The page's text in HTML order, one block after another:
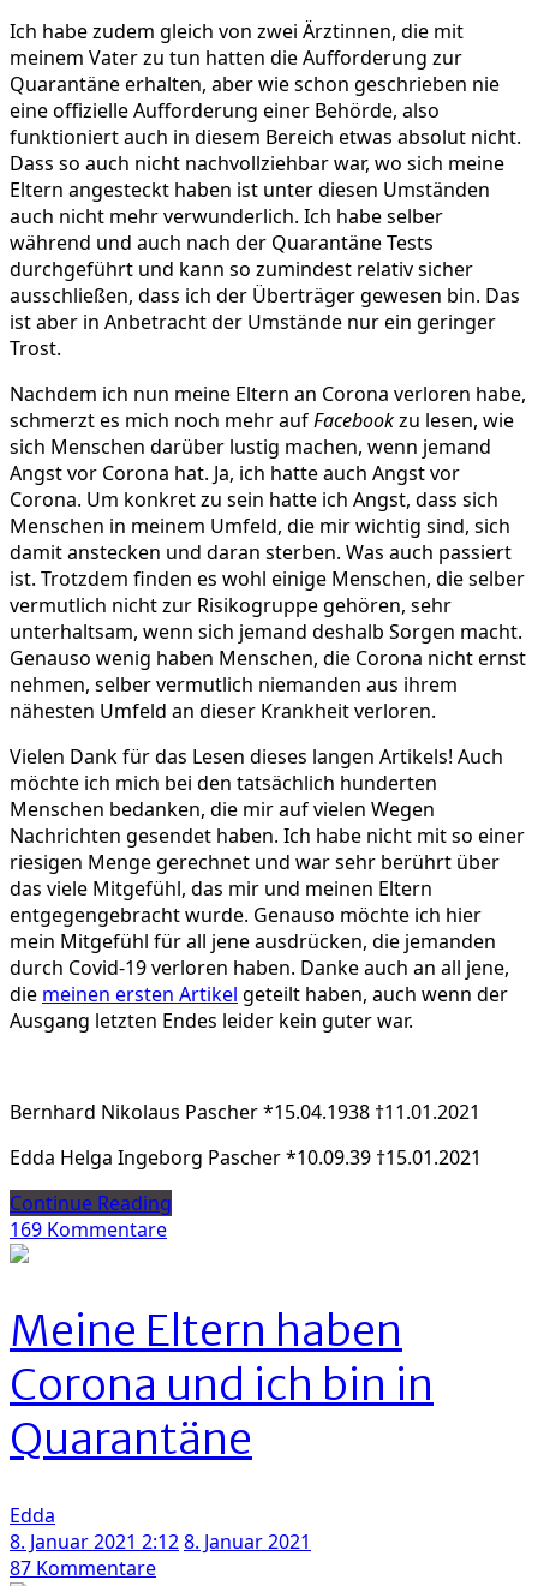
Ich habe zudem gleich von zwei Ärztinnen, die mit
meinem Vater zu tun hatten die Aufforderung zur
Quarantäne erhalten, aber wie schon geschrieben nie
eine offizielle Aufforderung einer Behörde, also
funktioniert auch in diesem Bereich etwas absolut nicht.
Dass so auch nicht nachvollziehbar war, wo sich meine
Eltern angesteckt haben ist unter diesen Umständen
auch nicht mehr verwunderlich. Ich habe selber
während und auch nach der Quarantäne Tests
durchgeführt und kann so zumindest relativ sicher
ausschließen, dass ich der Überträger gewesen bin. Das
ist aber in Anbetracht der Umstände nur ein geringer
Trost.
Nachdem ich nun meine Eltern an Corona verloren habe,
schmerzt es mich noch mehr aufFacebookzu lesen, wie
sich Menschen darüber lustig machen, wenn jemand
Angst vor Corona hat. Ja, ich hatte auch Angst vor
Corona. Um konkret zu sein hatte ich Angst, dass sich
Menschen in meinem Umfeld, die mir wichtig sind, sich
damit anstecken und daran sterben. Was auch passiert
ist. Trotzdem finden es wohl einige Menschen, die selber
vermutlich nicht zur Risikogruppe gehören, sehr
unterhaltsam, wenn sich jemand deshalb Sorgen macht.
Genauso wenig haben Menschen, die Corona nicht ernst
nehmen, selber vermutlich niemanden aus ihrem
nähesten Umfeld an dieser Krankheit verloren.
Vielen Dank für das Lesen dieses langen Artikels! Auch
möchte ich mich bei den tatsächlich hunderten
Menschen bedanken, die mir auf vielen Wegen
Nachrichten gesendet haben. Ich habe nicht mit so einer
riesigen Menge gerechnet und war sehr berührt über
das viele Mitgefühl, das mir und meinen Eltern
entgegengebracht wurde. Genauso möchte ich hier
mein Mitgefühl für all jene ausdrücken, die jemanden
durch Covid-19 verloren haben. Danke auch an all jene,
die meinen ersten Artikel geteilt haben, auch wenn der
Ausgang letzten Endes leider kein guter war.
Bernhard Nikolaus Pascher *15.04.1938 †11.01.2021
Edda Helga Ingeborg Pascher *10.09.39 †15.01.2021
Continue Reading
169 Kommentarezu
sind
tot,
gestorben
an
Corona
Meine Eltern haben
Corona und ich bin in
Quarantäne
Edda
8. Januar 2021 2:128. Januar 2021
87 Kommentarezu